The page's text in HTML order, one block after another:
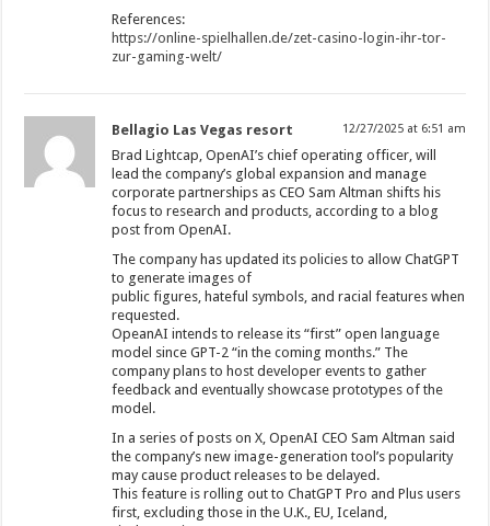
References:
https://online-spielhallen.de/zet-casino-login-ihr-tor-
zur-gaming-welt/
Bellagio Las Vegas resort 12/27/2025 at 6:51 am
Brad Lightcap, OpenAI’s chief operating officer, will
lead the company’s global expansion and manage
corporate partnerships as CEO Sam Altman shifts his
focus to research and products, according to a blog
post from OpenAI.
The company has updated its policies to allow ChatGPT
to generate images of
public figures, hateful symbols, and racial features when
requested.
OpeanAI intends to release its “first” open language
model since GPT-2 “in the coming months.” The
company plans to host developer events to gather
feedback and eventually showcase prototypes of the
model.
In a series of posts on X, OpenAI CEO Sam Altman said
the company’s new image-generation tool’s popularity
may cause product releases to be delayed.
This feature is rolling out to ChatGPT Pro and Plus users
first, excluding those in the U.K., EU, Iceland,